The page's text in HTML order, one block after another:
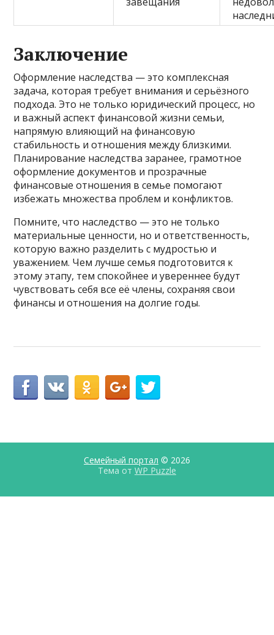
Заключение
Оформление наследства — это комплексная
задача, которая требует внимания и серьёзного
подхода. Это не только юридический процесс, но
и важный аспект финансовой жизни семьи,
напрямую влияющий на финансовую
стабильность и отношения между близкими.
Планирование наследства заранее, грамотное
оформление документов и прозрачные
финансовые отношения в семье помогают
избежать множества проблем и конфликтов.
Помните, что наследство — это не только
материальные ценности, но и ответственность,
которую важно разделить с мудростью и
уважением. Чем лучше семья подготовится к
этому этапу, тем спокойнее и увереннее будут
чувствовать себя все её члены, сохраняя свои
финансы и отношения на долгие годы.
Семейный портал © 2026
Тема от WP Puzzle